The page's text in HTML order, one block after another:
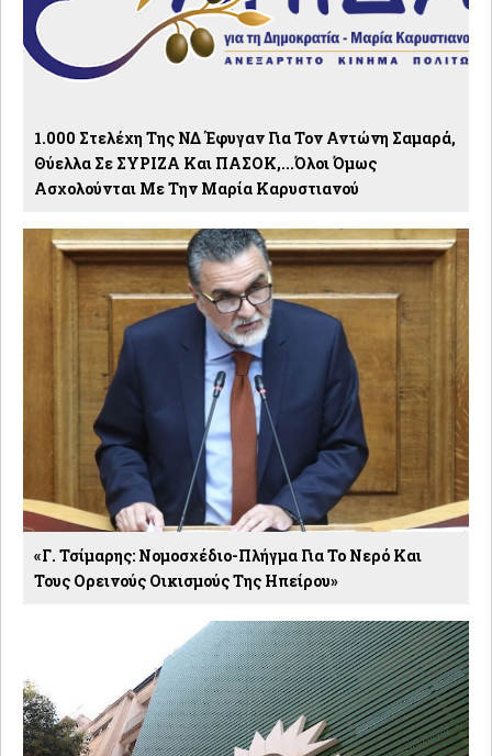
1.000 Στελέχη Της ΝΔ Έφυγαν Για Τον Αντώνη Σαμαρά,
Θύελλα Σε ΣΥΡΙΖΑ Και ΠΑΣΟΚ,...όλοι Όμως
Ασχολούνται Με Την Μαρία Καρυστιανού
«Γ. Τσίμαρης: Νομοσχέδιο-Πλήγμα Για Το Νερό Και
Τους Ορεινούς Οικισμούς Της Ηπείρου»